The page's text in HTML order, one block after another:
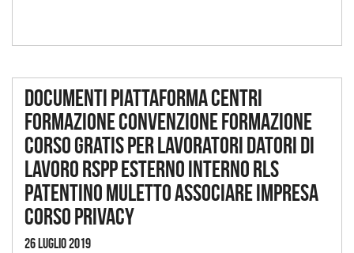
Documenti piattaforma centri
formazione convenzione formazione
corso gratis per lavoratori datori di
lavoro rspp esterno interno rls
patentino muletto associare impresa
corso privacy
26 Luglio 2019